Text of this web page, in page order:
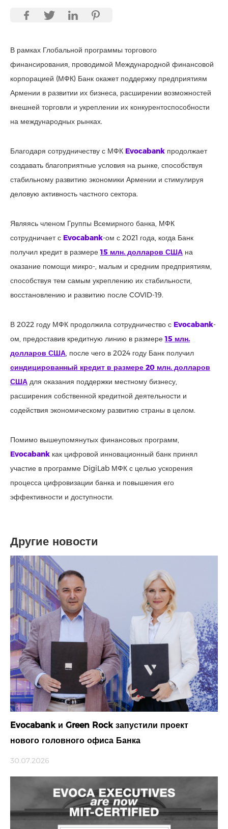
В рамках Глобальной программы торгового
финансирования, проводимой Международной финансовой
корпорацией (МФК) Банк окажет поддержку предприятиям
Армении в развитии их бизнеса, расширении возможностей
внешней торговли и укреплении их конкурентоспособности
на международных рынках.
Благодаря сотрудничеству с МФК Evocabank продолжает
создавать благоприятные условия на рынке, способствуя
стабильному развитию экономики Армении и стимулируя
деловую активность частного сектора.
Являясь членом Группы Всемирного банка, МФК
сотрудничает с Evocabank-ом с 2021 года, когда Банк
получил кредит в размере 15 млн. долларов США на
оказание помощи микро-, малым и средним предприятиям,
способствуя тем самым укреплению их стабильности,
восстановлению и развитию после COVID-19.
В 2022 году МФК продолжила сотрудничество с Evocabank-
ом, предоставив кредитную линию в размере15 млн.
долларов США, после чего в 2024 году Банк получил
синдицированный кредит в размере 20 млн. долларов
США для оказания поддержки местному бизнесу,
расширения собственной кредитной деятельности и
содействия экономическому развитию страны в целом.
Помимо вышеупомянутых финансовых программ,
Evocabank как цифровой инновационный банк принял
участие в программе DigiLab МФК с целью ускорения
процесса цифровизации банка и повышения его
эффективности и доступности.
Другие новости
Evocabank и Green Rock запустили проект
нового головного офиса Банка
30.07.2026